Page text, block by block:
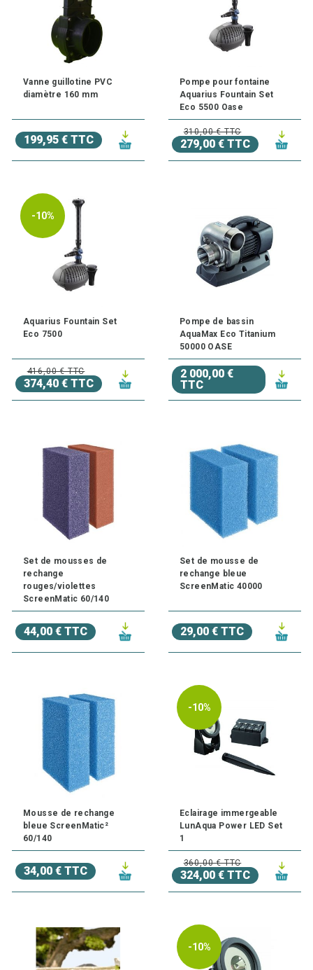
Vanne guillotine PVC
diamètre 160 mm
199,95 € TTC
Pompe pour fontaine
Aquarius Fountain Set
Eco 5500 Oase
310,00 € TTC
279,00 € TTC
-10%
Aquarius Fountain Set
Eco 7500
416,00 € TTC
374,40 € TTC
Pompe de bassin
AquaMax Eco Titanium
50000 OASE
2 000,00 €
TTC
Set de mousses de
rechange
rouges/violettes
ScreenMatic 60/140
44,00 € TTC
Set de mousse de
rechange bleue
ScreenMatic 40000
29,00 € TTC
Mousse de rechange
bleue ScreenMatic²
60/140
34,00 € TTC
-10%
Eclairage immergeable
LunAqua Power LED Set
1
360,00 € TTC
324,00 € TTC
-10%